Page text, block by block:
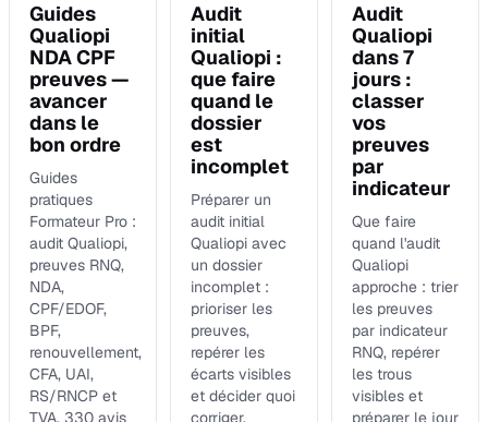
Guides
Qualiopi
NDA CPF
preuves —
avancer
dans le
bon ordre
Guides
pratiques
Formateur Pro :
audit Qualiopi,
preuves RNQ,
NDA,
CPF/EDOF,
BPF,
renouvellement,
CFA, UAI,
RS/RNCP et
TVA. 330 avis
Audit
initial
Qualiopi :
que faire
quand le
dossier
est
incomplet
Préparer un
audit initial
Qualiopi avec
un dossier
incomplet :
prioriser les
preuves,
repérer les
écarts visibles
et décider quoi
corriger.
Audit
Qualiopi
dans 7
jours :
classer
vos
preuves
par
indicateur
Que faire
quand l'audit
Qualiopi
approche : trier
les preuves
par indicateur
RNQ, repérer
les trous
visibles et
préparer le jour